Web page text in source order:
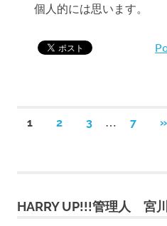
個人的には思います。
投
ペ
1 2 3 … 7
次
»
HARRY UP!!!管理人 宮